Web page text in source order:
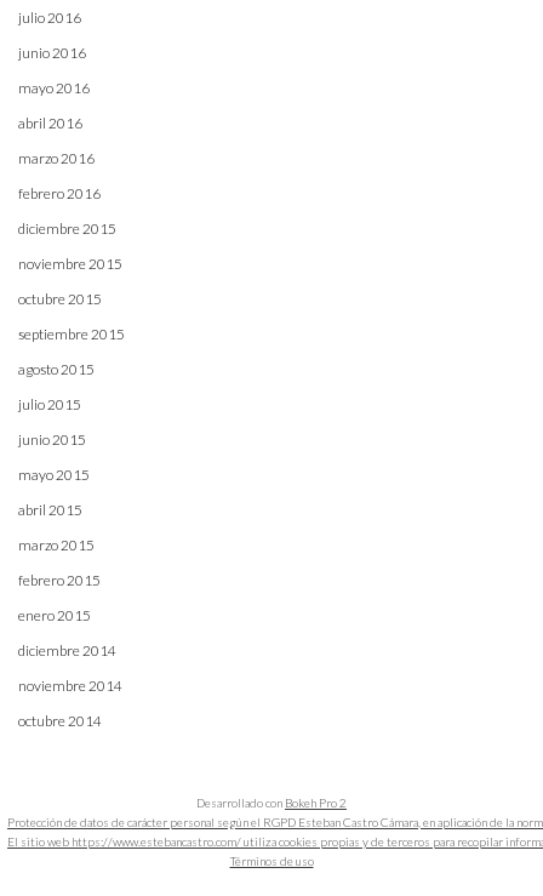
julio 2016
junio 2016
mayo 2016
abril 2016
marzo 2016
febrero 2016
diciembre 2015
noviembre 2015
octubre 2015
septiembre 2015
agosto 2015
julio 2015
junio 2015
mayo 2015
abril 2015
marzo 2015
febrero 2015
enero 2015
diciembre 2014
noviembre 2014
octubre 2014
Desarrollado con Bokeh Pro 2
Protección de datos de carácter personal según el RGPD Esteban Castro Cámara, en aplicación de la
El sitio web https://www.estebancastro.com/ utiliza cookies propias y de terceros para recopilar
Términos de uso